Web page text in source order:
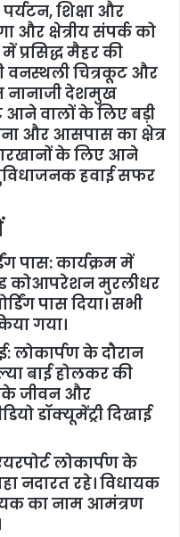
शिक्षा और
और क्षेत्रीय संपर्क को
प्रसिद्ध मैहर की
वनस्थली चित्रकूट और
नानाजी देशमुख
आने वालों के लिए बड़ी
और आसपास का क्षेत्र
के लिए आने
हवाई सफर
पास: कार्यक्रम में
कोआपरेशन मुरलीधर
पास दिया। सभी
गया।
लोकार्पण के दौरान
बाई होलकर की
जीवन और
डॉक्यूमेंट्री दिखाई
लोकार्पण के
नदारत रहे। विधायक
का नाम आमंत्रण